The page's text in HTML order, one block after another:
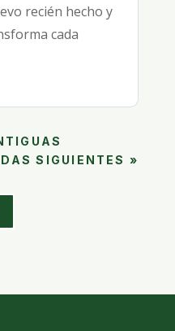
recién hecho y
cada
SIGUIENTES »